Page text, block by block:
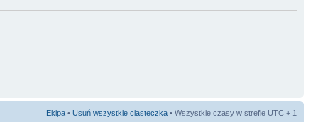
Ekipa • Usuń wszystkie ciasteczka • Wszystkie czasy w strefie UTC + 1